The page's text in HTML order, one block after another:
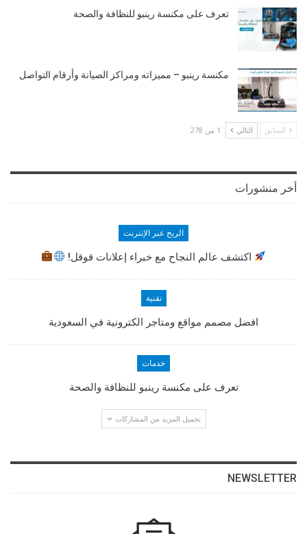
تعرف على مكنسة رينبو للنظافة والصحة
مكنسة رينبو – مميزاته ومراكز الصيانة وأرقام التواصل
السابق التالي 1 من 278
أخر منشورات
الربح عبر الإنترنت
اكتشف عالم النجاح مع خبراء إعلانات قوقل!
تقنية
افضل مصمم مواقع ومتاجر الكترونية في السعودية
خدمات
تعرف على مكنسة رينبو للنظافة والصحة
تحميل المزيد من المشاركات
NEWSLETTER